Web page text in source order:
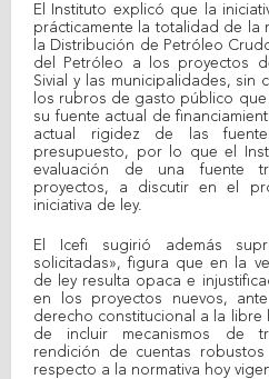
El Instituto explicó que la
prácticamente la totalidad de la
la Distribución de Petróleo
del Petróleo a los proyectos
Sivial y las municipalidades, sin
los rubros de gasto público
su fuente actual de
actual rigidez de las
presupuesto, por lo que el
evaluación de una fuente
proyectos, a discutir en el
iniciativa de ley.
El Icefi sugirió además
solicitadas», figura que en la
de ley resulta opaca e
en los proyectos nuevos,
derecho constitucional a la libre
de incluir mecanismos de
rendición de cuentas
respecto a la normativa hoy